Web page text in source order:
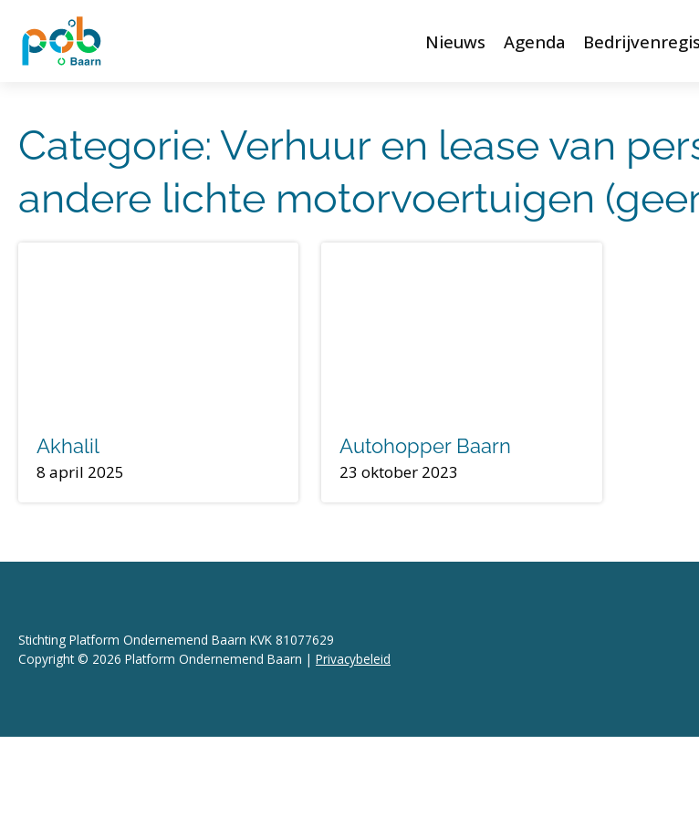
Nieuws Agenda
Categorie: Verhuur en lease van
andere lichte motorvoertuigen
Akhalil
8 april 2025
Autohopper Baarn
23 oktober 2023
Stichting Platform Ondernemend Baarn KVK 81077629
Copyright © 2026 Platform Ondernemend Baarn | Privacybeleid